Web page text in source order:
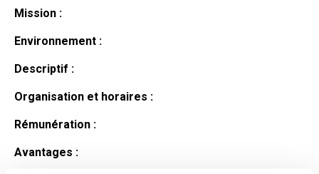
Mission :
Environnement :
Descriptif :
Organisation et horaires :
Rémunération :
Avantages :